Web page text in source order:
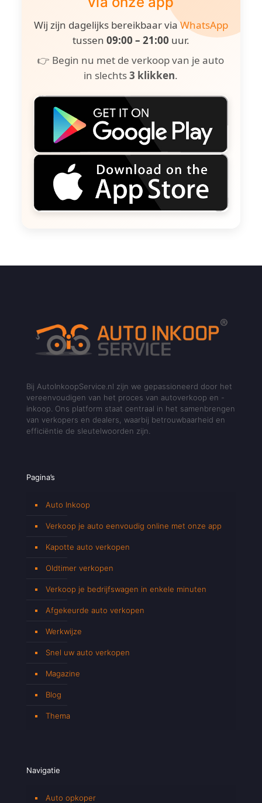
Wij zijn dagelijks bereikbaar viaWhatsApp
tussen 09:00 – 21:00 uur.
👉 Begin nu met de verkoop van je auto
in slechts3 klikken.
Bij AutoInkoopService.nl zijn we gepassioneerd door het
vereenvoudigen van het proces van autoverkoop en -
inkoop. Ons platform staat centraal in het samenbrengen
van verkopers en dealers, waarbij betrouwbaarheid en
efficiëntie de sleutelwoorden zijn.
Pagina’s
Auto Inkoop
Verkoop je auto eenvoudig online met onze app
Kapotte auto verkopen
Oldtimer verkopen
Verkoop je bedrijfswagen in enkele minuten
Afgekeurde auto verkopen
Werkwijze
Snel uw auto verkopen
Magazine
Blog
Thema
Navigatie
Auto opkoper